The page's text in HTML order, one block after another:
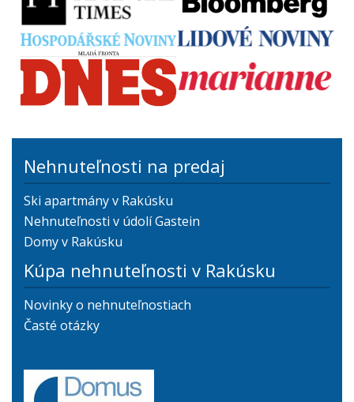
Nehnuteľnosti na predaj
Ski apartmány v Rakúsku
Nehnuteľnosti v údolí Gastein
Domy v Rakúsku
Kúpa nehnuteľnosti v Rakúsku
Novinky o nehnuteľnostiach
Časté otázky